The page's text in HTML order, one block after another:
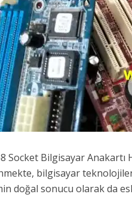
Socket Bilgisayar
bilgisayar
doğal sonucu olarak da